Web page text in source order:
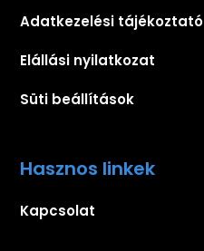
Adatkezelési tájékoztató
Elállási nyilatkozat
Süti beállítások
Hasznos linkek
Kapcsolat